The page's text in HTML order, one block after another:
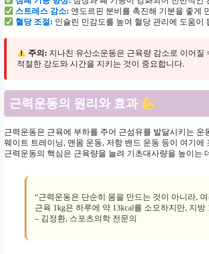
스트레스 감소: 엔도르핀 분비를 촉진해 기분을 좋게
혈당 조절: 인슐린 민감도를 높여 혈당 관리에 도움이
주의: 지나친 유산소운동은 근육량 감소로 이어
적절한 강도와 시간을 지키는 것이 중요합니다.
근력운동의 원리와 효과
근력운동은 근육에 부하를 주어 근섬유를 발달시키는 운
웨이트 트레이닝, 맨몸 운동, 저항 밴드 운동 등이 여기에
근력운동의 핵심은 근육량을 늘려 기초대사량을 높이는
“근력운동은 단순히 몸을 만드는 것이 아니라,
근육 1kg은 하루에 약 13kcal를 소모하지만, 지방
– 김정환, 스포츠의학 전문의